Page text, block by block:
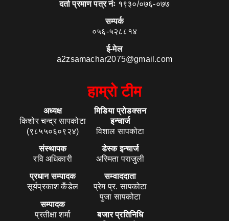
दर्ता प्रमाण पत्र नंः १९३०/०७६-०७७
सम्पर्क
०५६-५२८८१४
ई-मेल
a2zsamachar2075@gmail.com
हाम्रो टीम
अध्यक्ष
किशोर चन्द्र सापकोटा
(९८५५०६०९२४)
संस्थापक
रवि अधिकारी
प्रधान सम्पादक
सूर्यप्रकाश कँडेल
सम्पादक
प्रतीक्षा शर्मा
मिडिया प्रोडक्सन
इन्चार्ज
विशाल सापकोटा
डेस्क इन्चार्ज
अस्मिता पराजुली
सम्वाददाता
प्रेम प्र. सापकोटा
पुजा सापकोटा
बजार प्रतिनिधि